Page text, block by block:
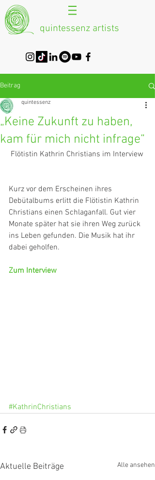
quintessenz artists
Beitrag
„Keine Zukunft zu haben,
kam für mich nicht infrage“
quintessenz
Flötistin Kathrin Christians im Interview
Kurz vor dem Erscheinen ihres
Debütalbums erlitt die Flötistin Kathrin
Christians einen Schlaganfall. Gut vier
Monate später hat sie ihren Weg zurück
ins Leben gefunden. Die Musik hat ihr
dabei geholfen.
Zum Interview
#KathrinChristians
Aktuelle Beiträge Alle ansehen